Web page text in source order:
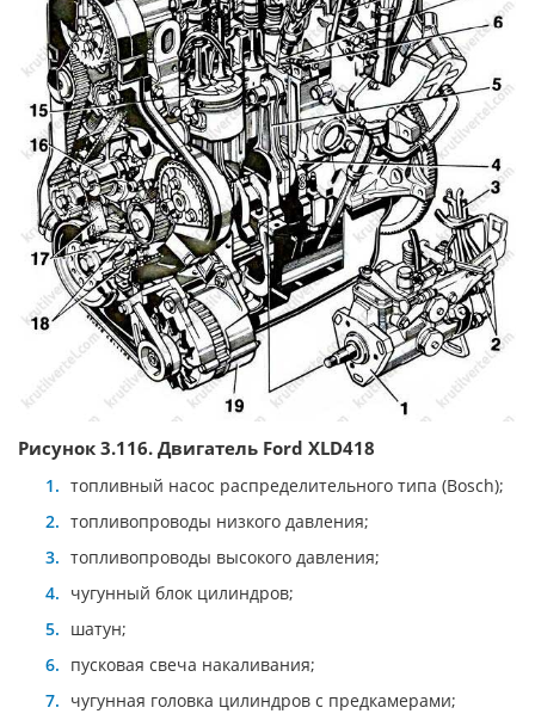
Рисунок 3.116. Двигатель Ford XLD418
топливный насос распределительного типа (Bosch);
топливопроводы низкого давления;
топливопроводы высокого давления;
чугунный блок цилиндров;
шатун;
пусковая свеча накаливания;
чугунная головка цилиндров с предкамерами;